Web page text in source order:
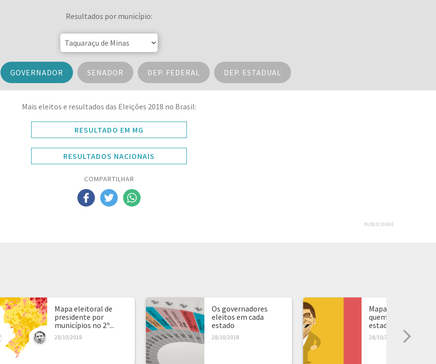
Resultados por município:
GOVERNADOR SENADOR DEP. FEDERAL DEP. ESTADUAL
Mais eleitos e resultados das Eleições 2018 no Brasil:
RESULTADO EM MG
RESULTADOS NACIONAIS
COMPARTILHAR
PUBLICIDADE
Mapa eleitoral de
presidente por
municípios no 2º...
28/10/2018
Os governadores
eleitos em cada
estado
28/10/2018
Mapa de presidente:
quem ganhou em
estado...
28/10/2018